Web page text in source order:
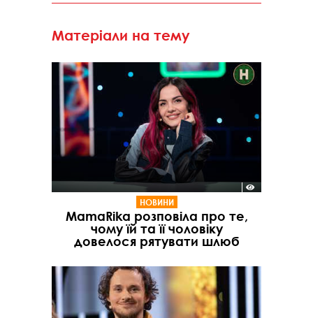
Матеріали на тему
НОВИНИ
MamaRika розповіла про те,
чому їй та її чоловіку
довелося рятувати шлюб